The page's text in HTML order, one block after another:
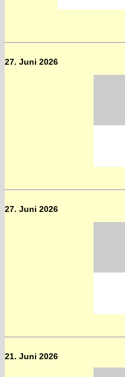
27. Juni 2026
27. Juni 2026
21. Juni 2026